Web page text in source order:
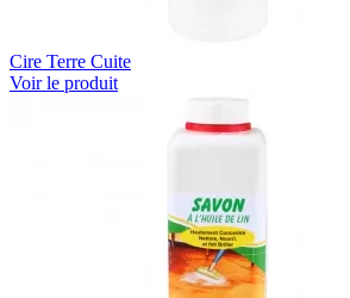
Cire Terre Cuite
Voir le produit